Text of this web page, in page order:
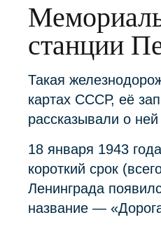
станции
Такая
картах СССР, её
рассказывали о
18 января 1943
короткий срок
Ленинграда
название —